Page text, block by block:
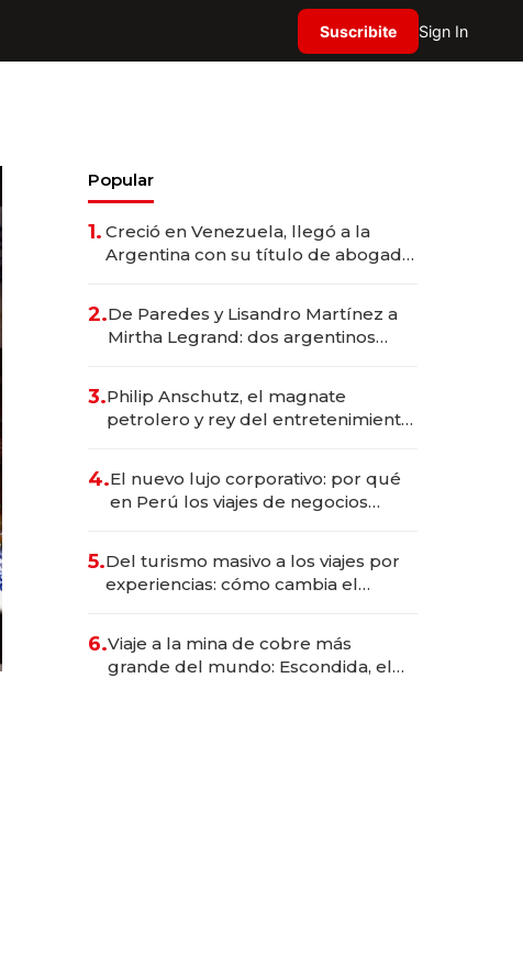
Suscribite Sign In
Popular
1. Creció en Venezuela, llegó a la
Argentina con su título de abogado
marcas "fast premium"
2.De Paredes y Lisandro Martínez a
Mirtha Legrand: dos argentinos
3.Philip Anschutz, el magnate
petrolero y rey del entretenimiento
4.El nuevo lujo corporativo: por qué
en Perú los viajes de negocios
transformadoras
5.Del turismo masivo a los viajes por
experiencias: cómo cambia el
6.Viaje a la mina de cobre más
grande del mundo: Escondida, el